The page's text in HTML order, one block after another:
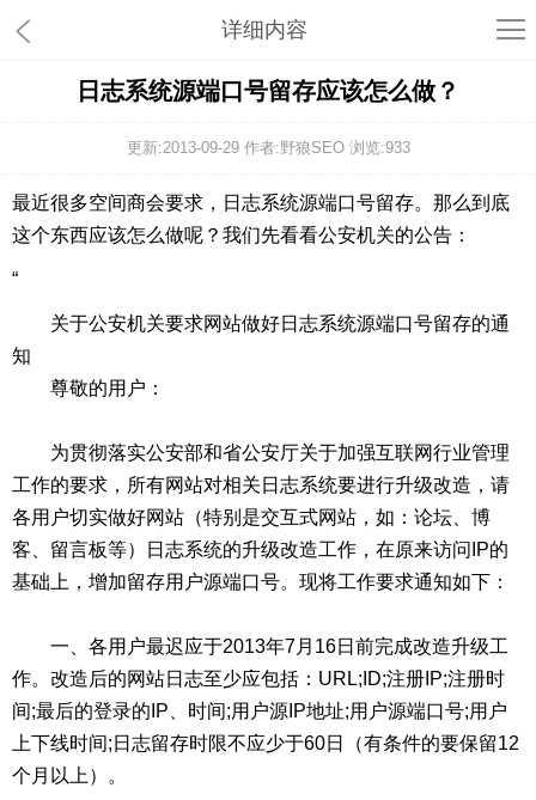
详细内容
日志系统源端口号留存应该怎么做？
更新:2013-09-29 作者:野狼SEO 浏览:933
最近很多空间商会要求，日志系统源端口号留存。那么到底
这个东西应该怎么做呢？我们先看看公安机关的公告：
“
关于公安机关要求网站做好日志系统源端口号留存的通
知
尊敬的用户：
为贯彻落实公安部和省公安厅关于加强互联网行业管理
工作的要求，所有网站对相关日志系统要进行升级改造，请
各用户切实做好网站（特别是交互式网站，如：论坛、博
客、留言板等）日志系统的升级改造工作，在原来访问IP的
基础上，增加留存用户源端口号。现将工作要求通知如下：
一、各用户最迟应于2013年7月16日前完成改造升级工
作。改造后的网站日志至少应包括：URL;ID;注册IP;注册时
间;最后的登录的IP、时间;用户源IP地址;用户源端口号;用户
上下线时间;日志留存时限不应少于60日（有条件的要保留12
个月以上）。